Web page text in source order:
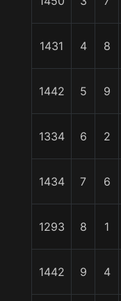
1431 4 8
1442 5 9
1334 6 2
1434 7 6
1293 8 1
1442 9 4